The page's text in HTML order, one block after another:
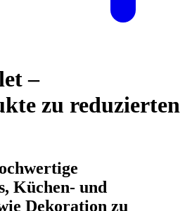
–
zu reduzierten
Küchen- und
Dekoration zu